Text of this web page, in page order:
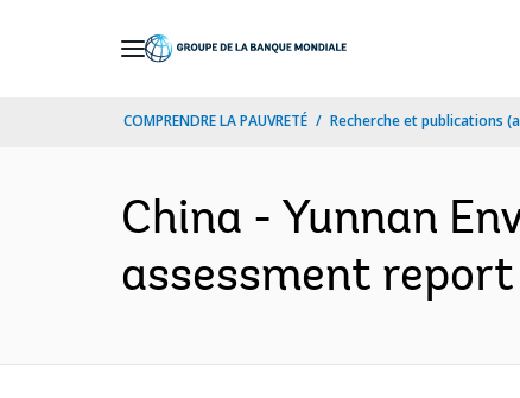
COMPRENDRE LA PAUVRETÉ Recherche et publications
China - Yunnan
assessment